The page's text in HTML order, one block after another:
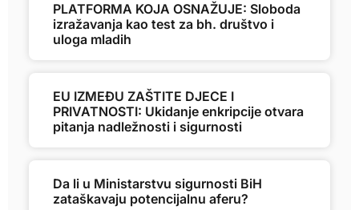
PLATFORMA KOJA OSNAŽUJE: Sloboda
izražavanja kao test za bh. društvo i
uloga mladih
EU IZMEĐU ZAŠTITE DJECE I
PRIVATNOSTI: Ukidanje enkripcije otvara
pitanja nadležnosti i sigurnosti
Da li u Ministarstvu sigurnosti BiH
zataškavaju potencijalnu aferu?